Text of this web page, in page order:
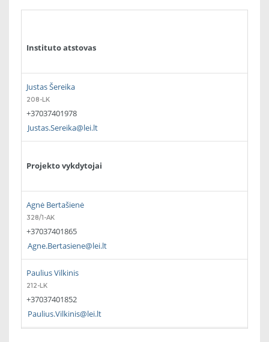
Instituto atstovas
Justas Šereika
208-LK
+37037401978
Justas.Sereika@lei.lt
Projekto vykdytojai
Agnė Bertašienė
328/1-AK
+37037401865
Agne.Bertasiene@lei.lt
Paulius Vilkinis
212-LK
+37037401852
Paulius.Vilkinis@lei.lt